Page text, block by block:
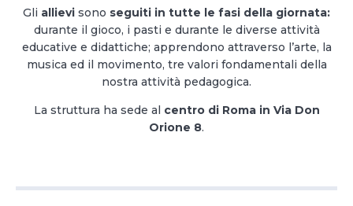
Gli allievi sono seguiti in tutte le fasi della giornata:
durante il gioco, i pasti e durante le diverse attività
educative e didattiche; apprendono attraverso l’arte, la
musica ed il movimento, tre valori fondamentali della
nostra attività pedagogica.
La struttura ha sede al centro di Roma in Via Don
Orione 8.